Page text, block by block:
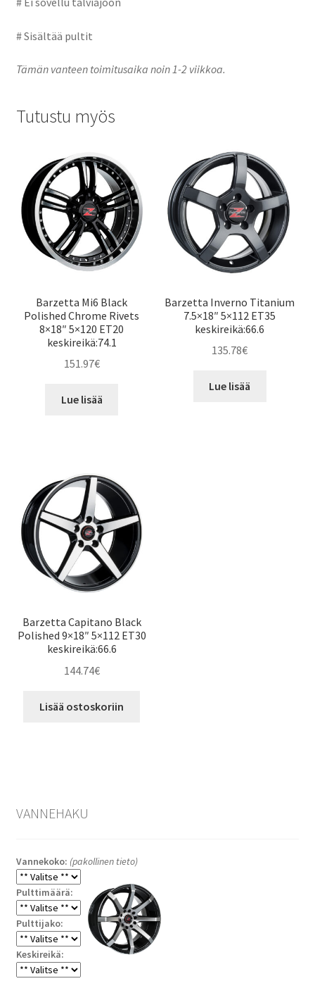
# Sisältää pultit
Tämän vanteen toimitusaika noin 1-2 viikkoa.
Tutustu myös
Barzetta Mi6 Black
Polished Chrome Rivets
8×18″ 5×120 ET20
keskireikä:74.1
151.97€
Lue lisää
Barzetta Inverno Titanium
7.5×18″ 5×112 ET35
keskireikä:66.6
135.78€
Lue lisää
Barzetta Capitano Black
Polished 9×18″ 5×112 ET30
keskireikä:66.6
144.74€
Lisää ostoskoriin
VANNEHAKU
Vannekoko: (pakollinen tieto)
Pulttimäärä:
Pulttijako:
Keskireikä: